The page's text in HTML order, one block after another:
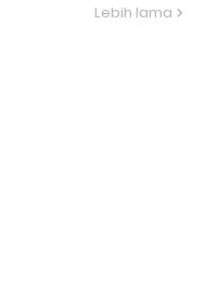
Lebih lama